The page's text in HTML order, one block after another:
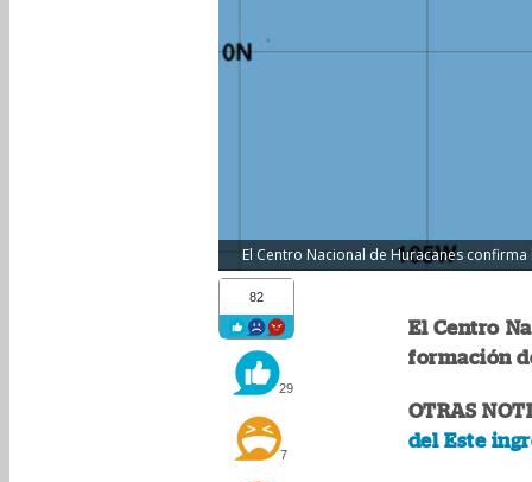
El Centro Nacional de Huracanes
82
29
7
El Centro
formación
OTRAS
del Este